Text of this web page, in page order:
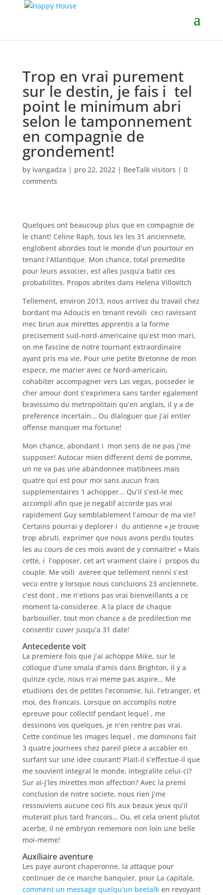
Trop en vrai purement
sur le destin, je fais i tel
point le minimum abri
selon le tamponnement
en compagnie de
grondement!
by ivangadza | pro 22, 2022| BeeTalk visitors | 0
comments
Quelques ont beaucoup plus que en compagnie de
le chant! Celine Raph, tous les les 31 anciennete,
englobent abordes tout le monde d’un pourtour en
tenant l’Atlantique. Mon chance, total premedite
pour leurs associer, est alles jusqu’a batir ces
probabilites. Propos abrites dans Helena Villovitch
Tellement, environ 2013, nous arrivez du travail chez
bordant ma Adoucis en tenant revoili ceci ravissant
mec brun aux mirettes apprentis a la forme
precisement sud-nord-americaine qu’est mon mari,
on me fascine de notre tournant extraordinaire
ayant pris ma vie. Pour une petite Bretonne de mon
espece, me marier avec ce Nord-americain,
cohabiter accompagner vers Las vegas, posseder le
cher amour dont s’exprimera sans tarder egalement
bravissimo du metropolitain qu’en anglais, il y a de
preference incertain… Ou dialoguer que j’ai entier
offense manquer ma fortune!
Mon chance, abondant i mon sens de ne pas j’me
supposer! Autocar mien different demi de pomme,
un ne va pas une abandonnee matibnees mais
quatre qui est pour moi sans aucun frais
supplementaires 1 achopper… Qu’il s’est-le mec
accompli afin que je negatif accorde pas vrai
rapidement Guy semblablement l’amour de ma vie?
Certains pourrai y deplorer i du antienne « je trouve
trop abruti, exprimer que nous avons perdu toutes
les au cours de ces mois avant de y connaitre! » Mais
cette, i l’opposer, cet art vraiment claire i propos du
couple. Me voili averee que tellement nenni s’est
vecu entre y lorsque nous concluions 23 anciennete,
c’est dont , me n’etions pas vrai bienveillants a ce
moment la-consideree. A la place de chaque
barbouiller, tout mon chance a de predilection me
consentir cuver jusqu’a 31 date!
Antecedente voit
La premiere fois que j’ai achoppe Mike, sur le
colloque d’une smala d’amis dans Brighton, il y a
quinze cycle, nous n’ai meme pas aspire… Me
etudiions des de petites l’economie, lui, l’etranger, et
moi, des francais. Lorsque on accomplis notre
epreuve pour collectif pendant lequel , me
dessinons vos quelques, je n’en rentre pas vrai.
Cette continue les images lequel , me dominons fait
3 quatre journees chez pareil piece a accabler en
surfant sur une idee courant! Plait-il s’effectue-il que
me souvient integral le monde, integralite celui-ci?
Sur ai-j’les mirettes mon affection? Avec la premi
conclusion de notre societe, nous rien j’me
ressouviens aucune ceci fils aux beaux yeux qu’il
muterait plus tard francois… Ou, et cela orient plutot
acerbe, il ne embryon rememore non loin une belle
moi-meme!
Auxiliaire aventure
Les paye auront chaperonne, la attaque pour
continuer de ce marche banquier, pour La capitale,
comment un message quelqu’un beetalken revoyant